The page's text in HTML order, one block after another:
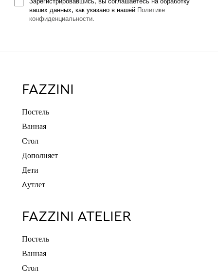
Зарегистрировавшись, вы соглашаетесь на обработку
ваших данных, как указано в нашей
Политике
конфиденциальности.
FAZZINI
Постель
Ванная
Стол
Дополняет
Дети
Aутлет
FAZZINI ATELIER
Постель
Ванная
Стол